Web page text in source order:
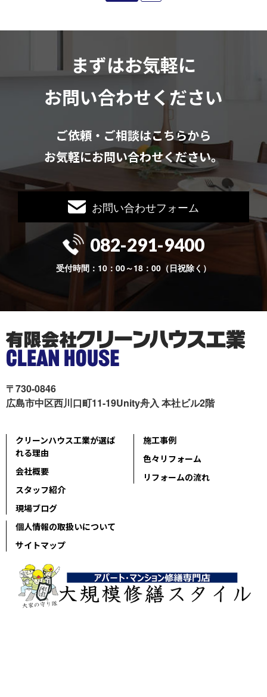
まずはお気軽に
お問い合わせください
ご依頼・ご相談はこちらから
お気軽にお問い合わせください。
お問い合わせフォーム
082-291-9400
受付時間：10：00～18：00（日祝除く）
〒730-0846
広島市中区西川口町11-19Unity舟入 本社ビル2階
クリーンハウス工業が選ば
れる理由
会社概要
スタッフ紹介
現場ブログ
施工事例
色々リフォーム
リフォームの流れ
個人情報の取扱いについて
サイトマップ